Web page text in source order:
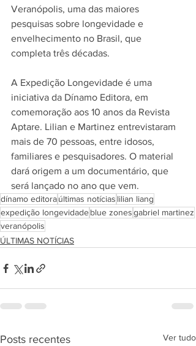
Veranópolis, uma das maiores
pesquisas sobre longevidade e
envelhecimento no Brasil, que
completa três décadas.
A Expedição Longevidade é uma
iniciativa da Dínamo Editora, em
comemoração aos 10 anos da Revista
Aptare. Lilian e Martinez entrevistaram
mais de 70 pessoas, entre idosos,
familiares e pesquisadores. O material
dará origem a um documentário, que
será lançado no ano que vem.
dínamo editoraúltimas notícias lilian liang
expedição longevidadeblue zonesgabriel martinez
veranópolis
ÚLTIMAS NOTÍCIAS
Posts recentes Ver tudo